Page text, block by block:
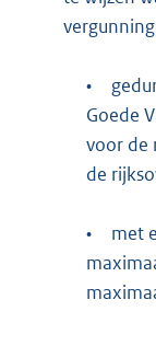
•
Goede
voor de
de
•
met